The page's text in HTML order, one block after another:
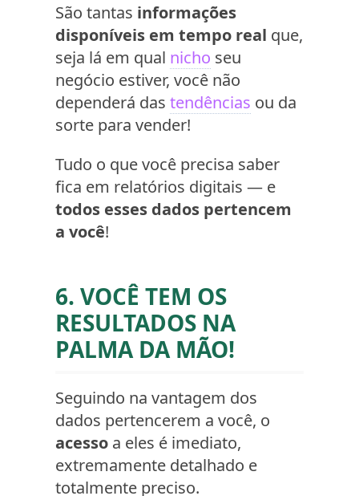
São tantas informações
disponíveis em tempo real que,
seja lá em qual nicho seu
negócio estiver, você não
dependerá das tendências ou da
sorte para vender!
Tudo o que você precisa saber
fica em relatórios digitais — e
todos esses dados pertencem
a você!
6. VOCÊ TEM OS
RESULTADOS NA
PALMA DA MÃO!
Seguindo na vantagem dos
dados pertencerem a você, o
acesso a eles é imediato,
extremamente detalhado e
totalmente preciso.